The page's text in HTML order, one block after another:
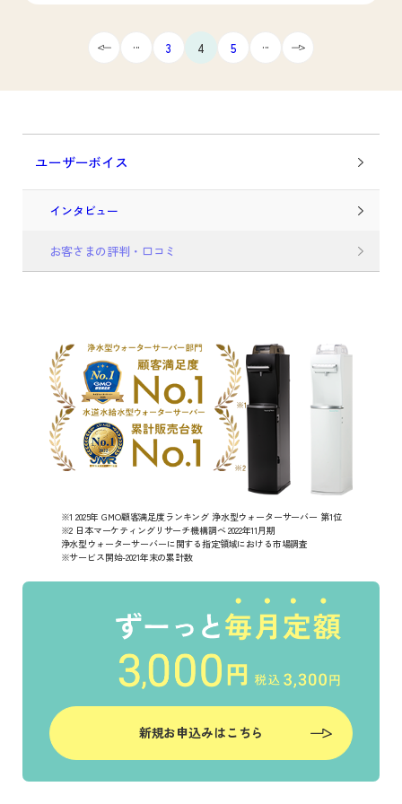
... 3 4 5 ...
ユーザーボイス
インタビュー
お客さまの評判・口コミ
※1 2025年 GMO顧客満足度ランキング 浄水型ウォーターサーバー 第1位
※2 日本マーケティングリサーチ機構調べ 2022年11月期
浄水型ウォーターサーバーに関する指定領域における市場調査
※サービス開始-2021年末の累計数
新規お申込みはこちら